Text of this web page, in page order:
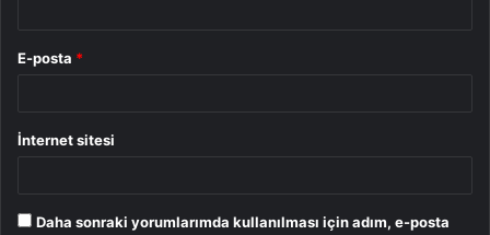
E-posta *
İnternet sitesi
Daha sonraki yorumlarımda kullanılması için adım, e-posta